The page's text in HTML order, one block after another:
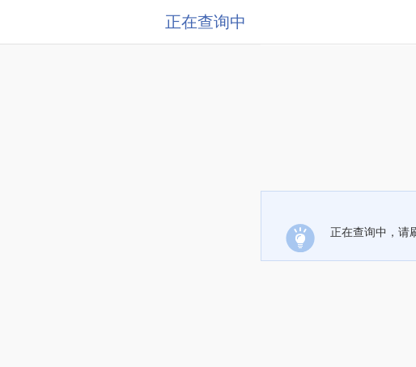
正在查询中
正在查询中，请